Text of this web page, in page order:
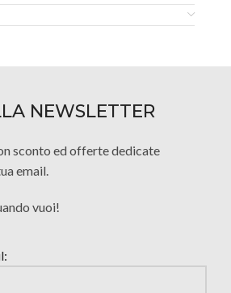
NEWSLETTER
sconto ed offerte dedicate
email.
vuoi!